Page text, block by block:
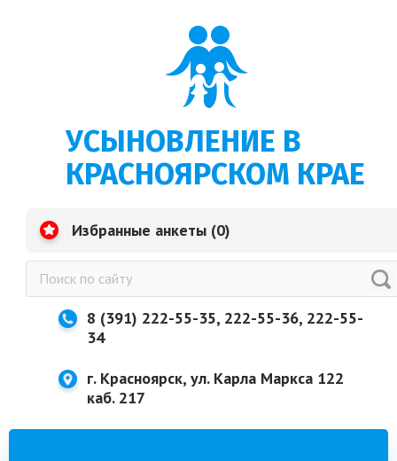
УСЫНОВЛЕНИЕ В
КРАСНОЯРСКОМ КРАЕ
Избранные анкеты (0)
8 (391) 222-55-35, 222-55-36, 222-55-
34
г. Красноярск, ул. Карла Маркса 122
каб. 217